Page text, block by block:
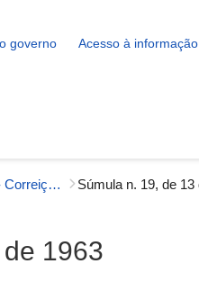
governo Acesso à informação
Jurisprudências - Correição
1963